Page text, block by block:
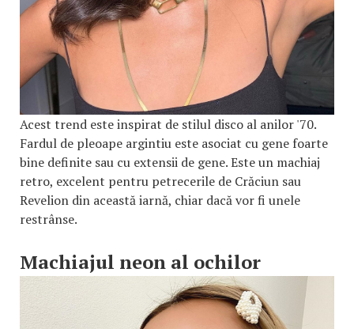
Acest trend este inspirat de stilul disco al anilor '70.
Fardul de pleoape argintiu este asociat cu gene foarte
bine definite sau cu extensii de gene. Este un machiaj
retro, excelent pentru petrecerile de Crăciun sau
Revelion din această iarnă, chiar dacă vor fi unele
restrânse.
Machiajul neon al ochilor